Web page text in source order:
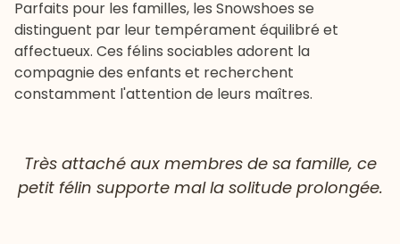
Parfaits pour les familles, les Snowshoes se
distinguent par leur tempérament équilibré et
affectueux. Ces félins sociables adorent la
compagnie des enfants et recherchent
constamment l'attention de leurs maîtres.
Très attaché aux membres de sa famille, ce
petit félin supporte mal la solitude prolongée.